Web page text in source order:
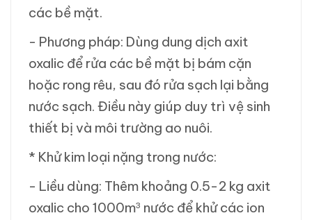
các bề mặt.
- Phương pháp: Dùng dung dịch axit
oxalic để rửa các bề mặt bị bám cặn
hoặc rong rêu, sau đó rửa sạch lại bằng
nước sạch. Điều này giúp duy trì vệ sinh
thiết bị và môi trường ao nuôi.
* Khử kim loại nặng trong nước:
- Liều dùng: Thêm khoảng 0.5-2 kg axit
oxalic cho 1000m3 nước để khử các ion